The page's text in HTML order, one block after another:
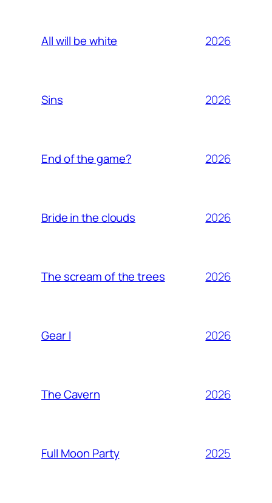
All will be white 2026
Sins 2026
End of the game? 2026
Bride in the clouds 2026
The scream of the trees 2026
Gear I 2026
The Cavern 2026
Full Moon Party 2025